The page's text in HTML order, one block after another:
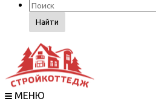
Найти
МЕНЮ